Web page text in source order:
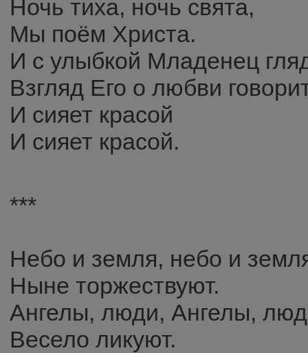
Ночь тиха, ночь свята,
Мы поём Христа.
И с улыбкой Младенец
Взгляд Его о любви
И сияет красой
И сияет красой.
***
Небо и земля, небо и
Ныне торжествуют.
Ангелы, люди, Ангелы,
Весело ликуют.